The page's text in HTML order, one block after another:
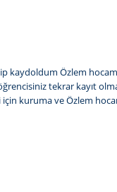
kaydoldum Özlem
tekrar kayıt
kuruma ve Özlem